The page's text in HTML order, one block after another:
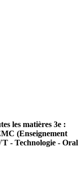
les matières 3e :
(Enseignement
- Technologie - Oral